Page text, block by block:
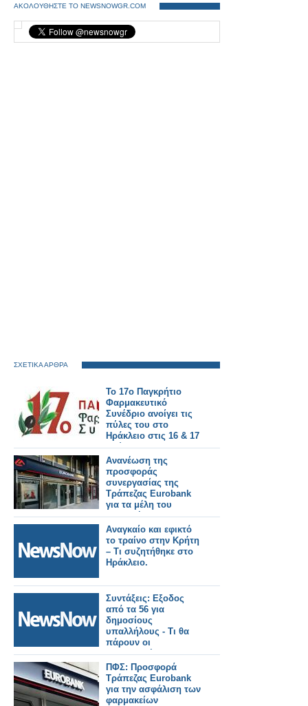
ΑΚΟΛΟΥΘΗΣΤΕ ΤΟ NEWSNOWGR.COM
ΣΧΕΤΙΚΑ ΑΡΘΡΑ
Το 17ο Παγκρήτιο
Φαρμακευτικό
Συνέδριο ανοίγει τις
πύλες του στο
Ηράκλειο στις 16 & 17
Μαΐου 2026
Ανανέωση της
προσφοράς
συνεργασίας της
Τράπεζας Eurobank
για τα μέλη του
Πανελλήνιου
Φαρμακευτικού
Συλλόγου για το έτος
2026
Αναγκαίο και εφικτό
το τραίνο στην Κρήτη
– Τι συζητήθηκε στο
Ηράκλειο.
Συντάξεις: Εξοδος
από τα 56 για
δημοσίους
υπαλλήλους - Τι θα
πάρουν οι
ασφαλισμένοι με 25
ως 40 έτη [πίνακες]
ΠΦΣ: Προσφορά
Τράπεζας Eurobank
για την ασφάλιση των
φαρμακείων